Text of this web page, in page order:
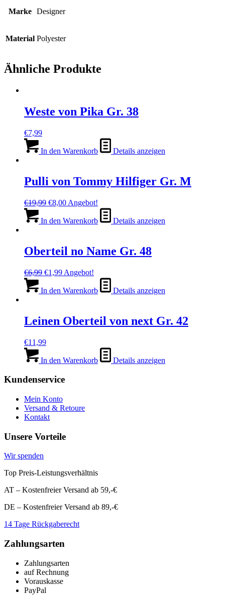
Marke Designer
Material Polyester
Ähnliche Produkte
Weste von Pika Gr. 38
€7,99
In den Warenkorb Details anzeigen
Pulli von Tommy Hilfiger Gr. M
€19,99 Ursprünglicher
war:
€8,00Aktueller
ist:
Angebot!
In den Warenkorb Details anzeigen
Oberteil no Name Gr. 48
€6,99 Ursprünglicher
war:
€1,99Aktueller
ist:
Angebot!
In den Warenkorb Details anzeigen
Leinen Oberteil von next Gr. 42
€11,99
In den Warenkorb Details anzeigen
Kundenservice
Mein Konto
Versand & Retoure
Kontakt
Unsere Vorteile
Wir spenden
Top Preis-Leistungsverhältnis
AT – Kostenfreier Versand ab 59,-€
DE – Kostenfreier Versand ab 89,-€
14 Tage Rückgaberecht
Zahlungsarten
Zahlungsarten
auf Rechnung
Vorauskasse
PayPal